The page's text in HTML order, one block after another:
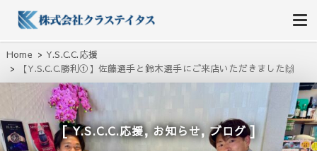
株式会社クラステイタス
地域のコミュニティーを大切にする企業
Home
Y.S.C.C.応援
【Y.S.C.C.勝利①】佐藤選手と鈴木選手にご来店いただきました🙌
Y.S.C.C.応援,お知らせ,ブログ